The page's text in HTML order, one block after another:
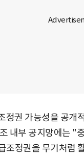
정권 가능성을 공개
내부 공지망에는 "
조정권을 무기처럼